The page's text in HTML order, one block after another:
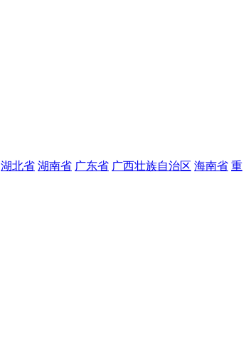
湖北省 湖南省 广东省 广西壮族自治区 海南省 重